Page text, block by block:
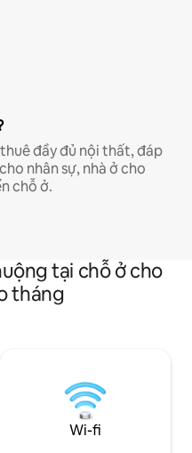
đầy đủ nội thất, đáp
nhân sự, nhà ở cho
chỗ ở.
tại chỗ ở cho
tháng
Wi-fi